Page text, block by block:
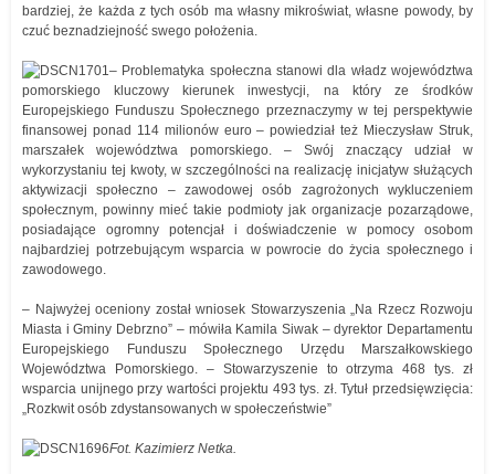
bardziej, że każda z tych osób ma własny mikroświat, własne powody, by
czuć beznadziejność swego położenia.
– Problematyka społeczna stanowi dla władz województwa
pomorskiego kluczowy kierunek inwestycji, na który ze środków
Europejskiego Funduszu Społecznego przeznaczymy w tej perspektywie
finansowej ponad 114 milionów euro – powiedział też Mieczysław Struk,
marszałek województwa pomorskiego. – Swój znaczący udział w
wykorzystaniu tej kwoty, w szczególności na realizację inicjatyw służących
aktywizacji społeczno – zawodowej osób zagrożonych wykluczeniem
społecznym, powinny mieć takie podmioty jak organizacje pozarządowe,
posiadające ogromny potencjał i doświadczenie w pomocy osobom
najbardziej potrzebującym wsparcia w powrocie do życia społecznego i
zawodowego.
– Najwyżej oceniony został wniosek Stowarzyszenia „Na Rzecz Rozwoju
Miasta i Gminy Debrzno” – mówiła Kamila Siwak – dyrektor Departamentu
Europejskiego Funduszu Społecznego Urzędu Marszałkowskiego
Województwa Pomorskiego. – Stowarzyszenie to otrzyma 468 tys. zł
wsparcia unijnego przy wartości projektu 493 tys. zł. Tytuł przedsięwzięcia:
„Rozkwit osób zdystansowanych w społeczeństwie”
Fot. Kazimierz Netka.